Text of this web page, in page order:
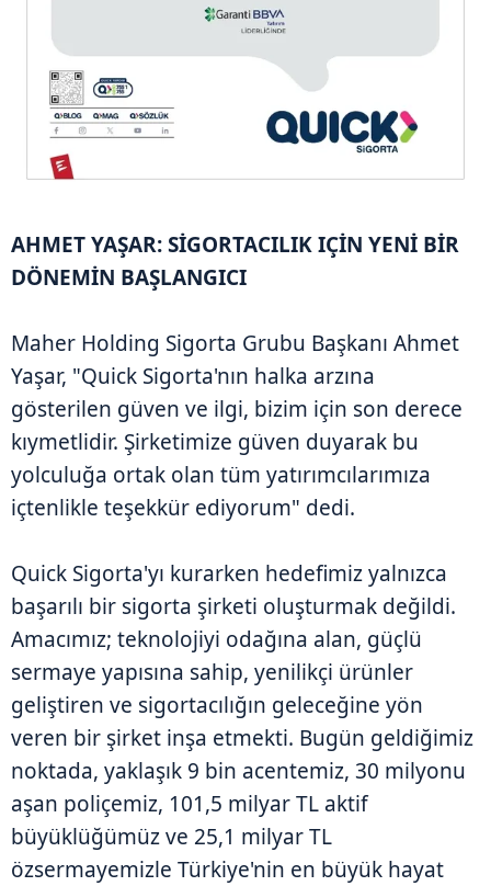
AHMET YAŞAR: SİGORTACILIK IÇİN YENİ BİR
DÖNEMİN BAŞLANGICI
Maher Holding Sigorta Grubu Başkanı Ahmet
Yaşar, "Quick Sigorta'nın halka arzına
gösterilen güven ve ilgi, bizim için son derece
kıymetlidir. Şirketimize güven duyarak bu
yolculuğa ortak olan tüm yatırımcılarımıza
içtenlikle teşekkür ediyorum" dedi.
Quick Sigorta'yı kurarken hedefimiz yalnızca
başarılı bir sigorta şirketi oluşturmak değildi.
Amacımız; teknolojiyi odağına alan, güçlü
sermaye yapısına sahip, yenilikçi ürünler
geliştiren ve sigortacılığın geleceğine yön
veren bir şirket inşa etmekti. Bugün geldiğimiz
noktada, yaklaşık 9 bin acentemiz, 30 milyonu
aşan poliçemiz, 101,5 milyar TL aktif
büyüklüğümüz ve 25,1 milyar TL
özsermayemizle Türkiye'nin en büyük hayat